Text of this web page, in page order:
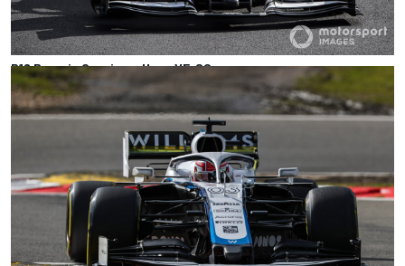
P16 Romain Grosjean, Haas VF-20
Photo by: Mark Sutton / Motorsport Images